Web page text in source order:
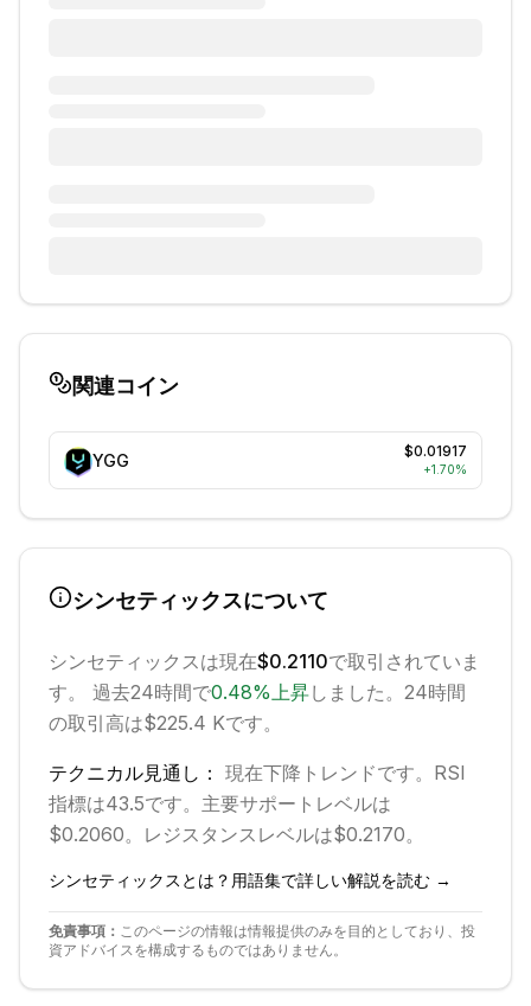
関連コイン
YGG $0.01917
+1.70%
シンセティックスについて
シンセティックスは現在$0.2110で取引されていま
す。 過去24時間で0.48%上昇しました。 24時間
の取引高は$225.4 Kです。
テクニカル見通し： 現在下降 トレンドです。 RSI
指標は43.5です。 主要サポートレベルは
$0.2060。 レジスタンスレベルは$0.2170。
シンセティックス とは？用語集で詳しい解説を読む →
免責事項： このページの情報は情報提供のみを目的としており、投
資アドバイスを構成するものではありません。